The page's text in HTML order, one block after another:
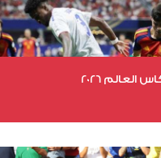
العالم 2026
1969